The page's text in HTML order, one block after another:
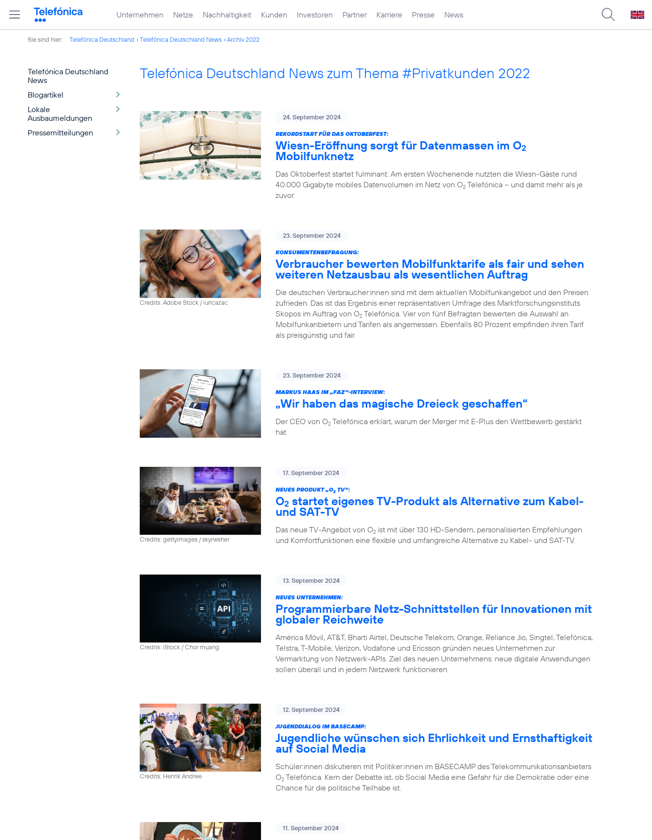
Unternehmen Netze Nachhaltigkeit Kunden Investoren Partner Karriere Presse News
Sie sind hier: Telefónica Deutschland Telefónica Deutschland News Archiv 2022
Telefónica Deutschland
News
Blogartikel
Lokale
Ausbaumeldungen
Pressemitteilungen
Telefónica Deutschland News zum Thema #Privatkunden 2022
24. September 2024
REKORDSTART FÜR DAS OKTOBERFEST:
Wiesn-Eröffnung sorgt für Datenmassen im O2
Mobilfunknetz
Das Oktoberfest startet fulminant: Am ersten Wochenende nutzten die Wiesn-Gäste rund
40.000 Gigabyte mobiles Datenvolumen im Netz von O2 Telefónica – und damit mehr als je
zuvor.
Credits: Adobe Stock / iuricazac
23. September 2024
KONSUMENTENBEFRAGUNG:
Verbraucher bewerten Mobilfunktarife als fair und sehen
weiteren Netzausbau als wesentlichen Auftrag
Die deutschen Verbraucher:innen sind mit dem aktuellen Mobilfunkangebot und den Preisen
zufrieden. Das ist das Ergebnis einer repräsentativen Umfrage des Marktforschungsinstituts
Skopos im Auftrag von O2 Telefónica. Vier von fünf Befragten bewerten die Auswahl an
Mobilfunkanbietern und Tarifen als angemessen. Ebenfalls 80 Prozent empfinden ihren Tarif
als preisgünstig und fair.
23. September 2024
MARKUS HAAS IM „FAZ“-INTERVIEW:
„Wir haben das magische Dreieck geschaffen“
Der CEO von O2 Telefónica erklärt, warum der Merger mit E-Plus den Wettbewerb gestärkt
hat
Credits: gettyimages / skynesher
17. September 2024
NEUES PRODUKT „O2 TV“:
O2 startet eigenes TV-Produkt als Alternative zum Kabel-
und SAT-TV
Das neue TV-Angebot von O2 ist mit über 130 HD-Sendern, personalisierten Empfehlungen
und Komfortfunktionen eine flexible und umfangreiche Alternative zu Kabel- und SAT-TV.
Credits: iStock / Chor muang
13. September 2024
NEUES UNTERNEHMEN:
Programmierbare Netz-Schnittstellen für Innovationen mit
globaler Reichweite
América Móvil, AT&T, Bharti Airtel, Deutsche Telekom, Orange, Reliance Jio, Singtel, Telefónica,
Telstra, T-Mobile, Verizon, Vodafone und Ericsson gründen neues Unternehmen zur
Vermarktung von Netzwerk-APIs. Ziel des neuen Unternehmens: neue digitale Anwendungen
sollen überall und in jedem Netzwerk funktionieren.
Credits: Henrik Andree
12. September 2024
JUGENDDIALOG IM BASECAMP:
Jugendliche wünschen sich Ehrlichkeit und Ernsthaftigkeit
auf Social Media
Schüler:innen diskutieren mit Politiker:innen im BASECAMP des Telekommunikationsanbieters
O2 Telefónica. Kern der Debatte ist, ob Social Media eine Gefahr für die Demokratie oder eine
Chance für die politische Teilhabe ist.
11. September 2024